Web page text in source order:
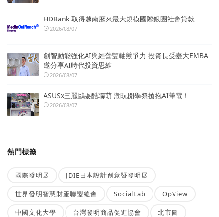
HDBank 取得越南歷來最大規模國際銀團社會貸款
2026/08/07
創智動能強化AI與經營雙軸競爭力 投資長受臺大EMBA
邀分享AI時代投資思維
2026/08/07
ASUSx三麗鷗耍酷聯萌 潮玩開學祭搶抱AI筆電！
2026/08/07
熱門標籤
國際發明展 JDIE日本設計創意暨發明展
世界發明智慧財產聯盟總會 SocialLab OpView
中國文化大學 台灣發明商品促進協會 北市圖